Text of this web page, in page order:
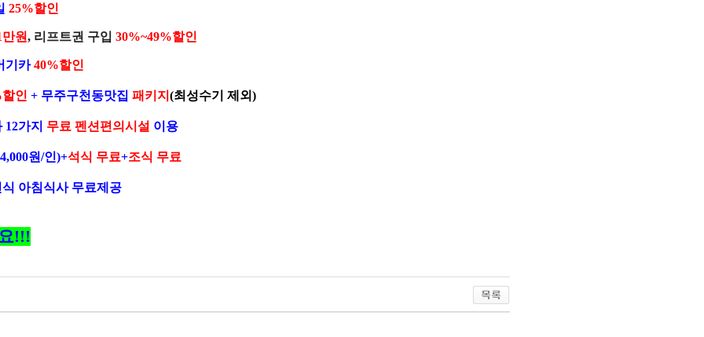
25%할인
만원, 리프트권 구입 30%~49%할인
기카40%할인
인 + 무주구천동맛집 패키지 (최성수기 제외)
12가지 무료 펜션편의시설 이용
원/인)+석식 무료+조식 무료
아침식사 무료제공
!!!